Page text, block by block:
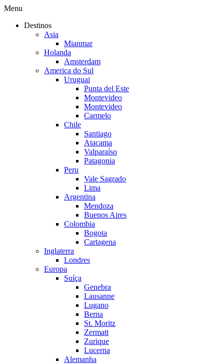
Menu
Destinos
Asia
Mianmar
Holanda
Amsterdam
America do Sul
Uruguai
Punta del Este
Montevideo
Montevideo
Carmelo
Chile
Santiago
Atacama
Valparaíso
Patagonia
Peru
Vale Sagrado
Lima
Argentina
Mendoza
Buenos Aires
Colombia
Bogota
Cartagena
Inglaterra
Londres
Europa
Suíça
Genebra
Lausanne
Lugano
Berna
St. Moritz
Zermatt
Zurique
Lucerna
Alemanha